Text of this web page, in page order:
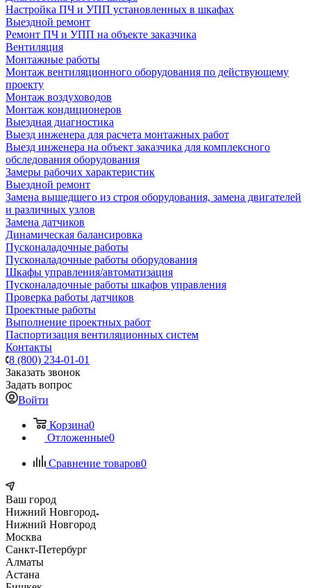
Настройка ПЧ и УПП установленных в шкафах
Выездной ремонт
Ремонт ПЧ и УПП на объекте заказчика
Вентиляция
Монтажные работы
Монтаж вентиляционного оборудования по действующему
проекту
Монтаж воздуховодов
Монтаж кондиционеров
Выездная диагностика
Выезд инженера для расчета монтажных работ
Выезд инженера на объект заказчика для комплексного
обследования оборудования
Замеры рабочих характеристик
Выездной ремонт
Замена вышедшего из строя оборудования, замена двигателей
и различных узлов
Замена датчиков
Динамическая балансировка
Пусконаладочные работы
Пусконаладочные работы оборудования
Шкафы управления/автоматизация
Пусконаладочные работы шкафов управления
Проверка работы датчиков
Проектные работы
Выполнение проектных работ
Паспортизация вентиляционных систем
Контакты
8 (800) 234-01-01
Заказать звонок
Задать вопрос
Войти
Корзина0
Отложенные0
Сравнение товаров0
Ваш город
Нижний Новгород
Нижний Новгород
Москва
Санкт-Петербург
Алматы
Астана